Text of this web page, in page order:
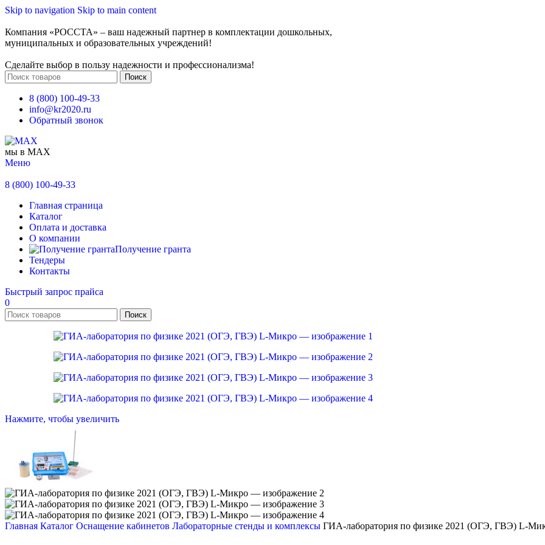
Skip to navigation Skip to main content
Компания «РОССТА» – ваш надежный партнер в комплектации дошкольных,
муниципальных и образовательных учреждений!
Сделайте выбор в пользу надежности и профессионализма!
Поиск
8 (800) 100-49-33
info@kr2020.ru
Обратный звонок
мы в MAX
Меню
8 (800) 100-49-33
Главная страница
Каталог
Оплата и доставка
О компании
Получение гранта
Тендеры
Контакты
Быстрый запрос прайса
0
Поиск
Нажмите, чтобы увеличить
Главная Каталог Оснащение кабинетов Лабораторные стенды и комплексы ГИА-лаборатория по физике 2021 (ОГЭ, ГВЭ) L-